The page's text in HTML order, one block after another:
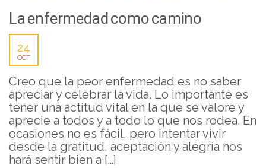
La enfermedad como camino
24
OCT
Creo que la peor enfermedad es no saber
apreciar y celebrar la vida. Lo importante es
tener una actitud vital en la que se valore y
aprecie a todos y a todo lo que nos rodea. En
ocasiones no es fácil, pero intentar vivir
desde la gratitud, aceptación y alegría nos
hará sentir bien a […]